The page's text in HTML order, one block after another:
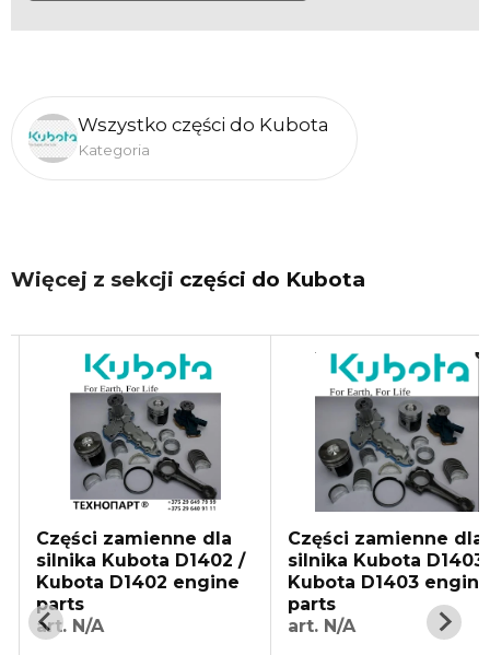
Wszystko części do Kubota
Kategoria
Więcej z sekcji części do Kubota
Części zamienne dla
silnika Kubota D1403 /
Kubota D1403 engine
parts
art. N/A
Części zamienne dla
silników Wood-Mizer
art. N/A
Części zamienne, filtry,